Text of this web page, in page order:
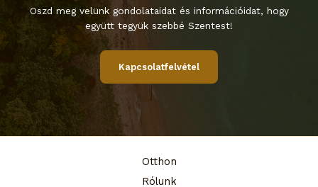
Oszd meg velünk gondolataidat és információidat, hogy
együtt tegyük szebbé Szentest!
Kapcsolatfelvétel
Otthon
Rólunk